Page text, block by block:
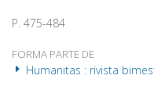
P. 475-484
FORMA PARTE DE
Humanitas : rivista